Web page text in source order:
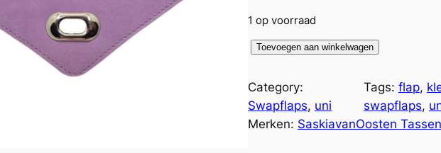
1 op voorraad
a
p
f
Toevoegen aan winkelwagen
Category:
Swapflaps, uni
Tags: flap,
swapflaps,
Merken: SaskiavanOosten Tassen